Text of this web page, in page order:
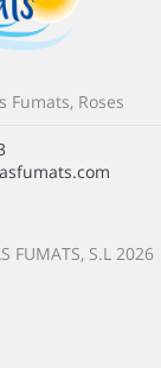
Fumats, Roses
FUMATS, S.L 2026